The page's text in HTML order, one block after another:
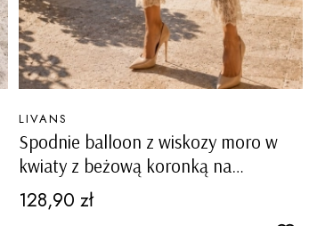
Spodnie balloon z wiskozy moro w
kwiaty z beżową koronką na
nogawce wysokim stanem gumką w
pasie i kieszeniami Casciago
PRODUCENT
LIVANS
Cena
128,90 zł